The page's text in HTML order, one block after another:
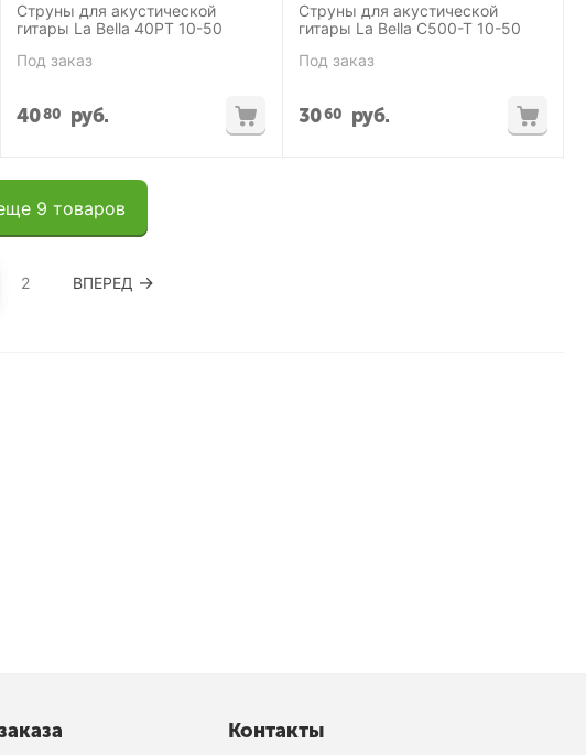
Струны для акустической
гитары La Bella 40PT 10-50
Под заказ
4080 руб.
Струны для акустической
гитары La Bella С500-Т 10-50
Под заказ
3060 руб.
9 товаров
2 ВПЕРЕД
Контакты